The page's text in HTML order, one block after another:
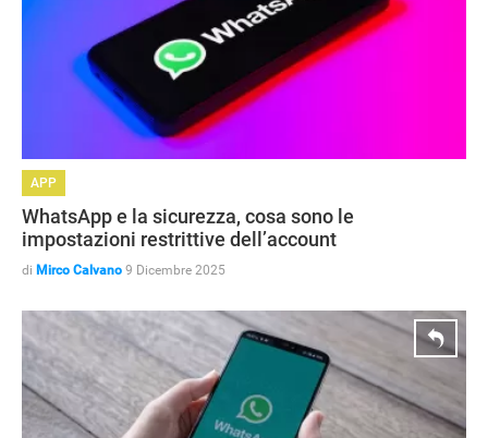
APP
WhatsApp e la sicurezza, cosa sono le
impostazioni restrittive dell’account
di Mirco Calvano 9 Dicembre 2025